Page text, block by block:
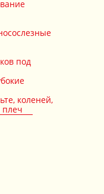
под
коленей,
плеч